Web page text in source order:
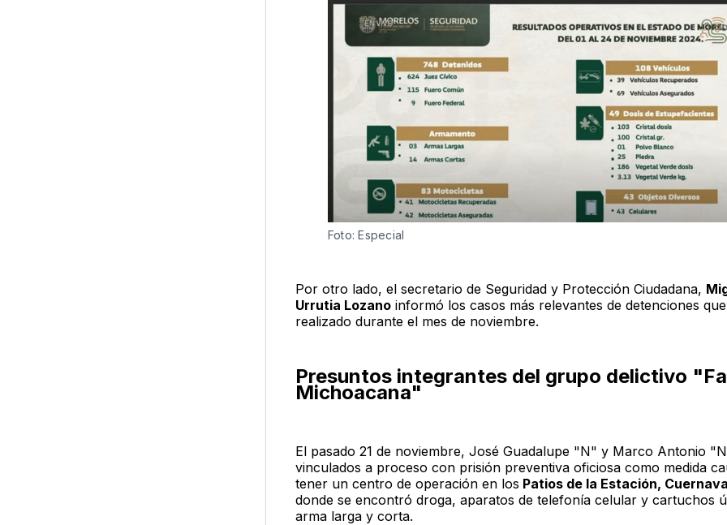
Foto: Especial
Por otro lado, el secretario de Seguridad y Protección Ciudadana,
Urrutia Lozanoinformó los casos más relevantes de detenciones
realizado durante el mes de noviembre.
Presuntos integrantes del grupo delictivo
Michoacana"
El pasado 21 de noviembre, José Guadalupe "N" y Marco Antonio
vinculados a proceso con prisión preventiva oficiosa como medida
tener un centro de operación en los Patios de la Estación,
donde se encontró droga, aparatos de telefonía celular y cartuchos
arma larga y corta.